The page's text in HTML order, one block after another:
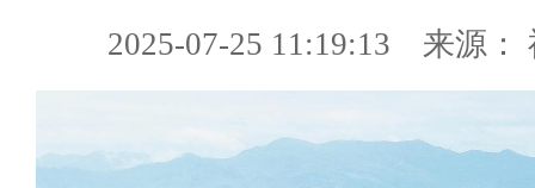
2025-07-25 11:19:13 来源：